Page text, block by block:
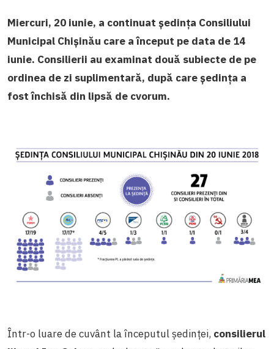
Miercuri, 20 iunie, a continuat ședința Consiliului
Municipal Chișinău care a început pe data de 14
iunie. Consilierii au examinat două subiecte de pe
ordinea de zi suplimentară, după care ședința a
fost închisă din lipsă de cvorum.
Într-o luare de cuvânt la începutul ședinței, consilierul